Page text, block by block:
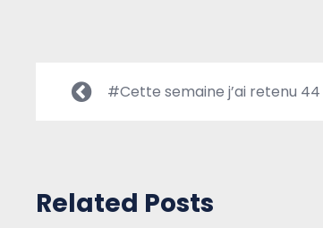
#Cette semaine j’ai retenu 44
Related Posts